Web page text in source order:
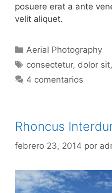
posuere erat a ante
velit aliquet.
Categorías
Aerial Photography
Etiquetas
consectetur, dolor sit,
4 comentarios
Rhoncus
febrero 23, 2014 por